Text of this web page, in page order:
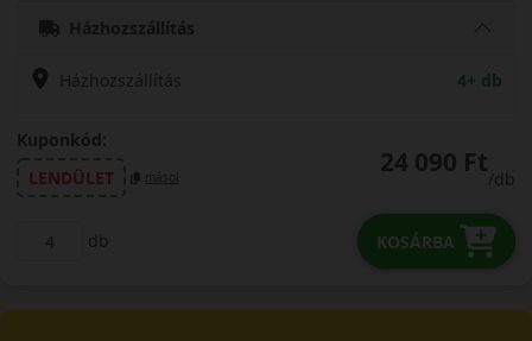
Házhozszállítás
Házhozszállítás 4+ db
Kuponkód:
LENDÜLET
másol 24 090 Ft
/db
db KOSÁRBA